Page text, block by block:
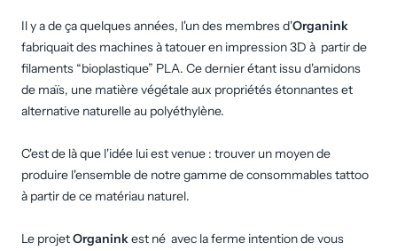
Il y a de ça quelques années, l'un des membres d'Organink
fabriquait des machines à tatouer en impression 3D à partir de
filaments “bioplastique” PLA. Ce dernier étant issu d'amidons
de maïs, une matière végétale aux propriétés étonnantes et
alternative naturelle au polyéthylène.
C'est de là que l'idée lui est venue : trouver un moyen de
produire l'ensemble de notre gamme de consommables tattoo
à partir de ce matériau naturel.
Le projetOrganinkest né avec la ferme intention de vous